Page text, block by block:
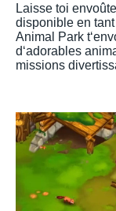
FAQ
Laisse toi
disponible en
Animal Park
d‘adorables
missions